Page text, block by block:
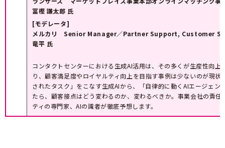
冨樫 謙太郎 氏
[モデレータ]
メルカリ Senior Manager／Partner Support, Customer
竜平 氏
コンタクトセンターにおける生成AI活用は、その多くが生産性向上
り、顧客満足度やロイヤルティ向上を目指す事例は少ないのが現状
されたタスク」をこなす生成AIから、「自律的に動くAIエージェン
たら、顧客接点はどう変わるのか、変わるべきか。事業会社の責任
ティの専門家、AIの識者が徹底予想します。